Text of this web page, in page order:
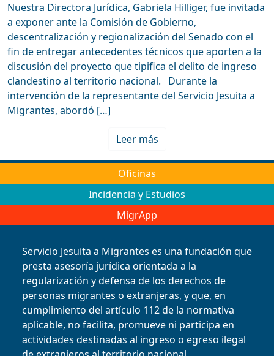
Nuestra Directora Jurídica, Gabriela Hilliger, fue invitada
a exponer ante la Comisión de Gobierno,
descentralización y regionalización del Senado con el
fin de entregar antecedentes técnicos que aporten a la
discusión del proyecto que tipifica el delito de ingreso
clandestino al territorio nacional. Durante la
intervención de la representante del Servicio Jesuita a
Migrantes, abordó […]
Leer más
Oficinas
Incidencia y Estudios
MigrApp
Servicio Jesuita a Migrantes es una fundación que
presta asesoría jurídica orientada a la
regularización y defensa de los derechos de
personas migrantes o extranjeras, y que, en
cumplimiento del artículo 112 de la normativa
aplicable, no facilita, promueve ni participa en
actividades destinadas al ingreso o egreso ilegal